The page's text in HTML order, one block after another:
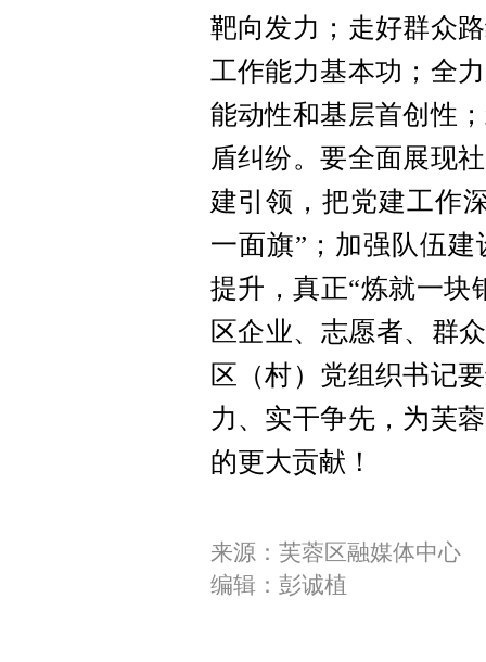
靶向发力；走好群众
工作能力基本功；全
能动性和基层首创性
盾纠纷。要全面展现
建引领，把党建工作
一面旗”；加强队伍
提升，真正“炼就一块
区企业、志愿者、群
区（村）党组织书记
力、实干争先，为芙
的更大贡献！
来源：芙蓉区融媒体中心
编辑：彭诚植